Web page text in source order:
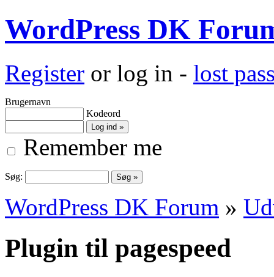
WordPress DK
Register or log in - lost
Brugernavn
Kodeord
Remember me
Søg:
WordPress DK Forum »
Plugin til pagespeed